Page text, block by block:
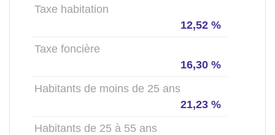
Taxe habitation
12,52 %
Taxe foncière
16,30 %
Habitants de moins de 25 ans
21,23 %
Habitants de 25 à 55 ans